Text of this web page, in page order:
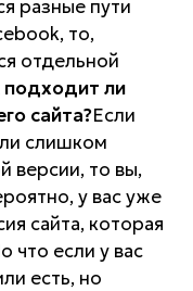
разные пути
то,
отдельной
подходит ли
сайта?Если
слишком
версии, то вы,
у вас уже
сайта, которая
что если у вас
есть, но